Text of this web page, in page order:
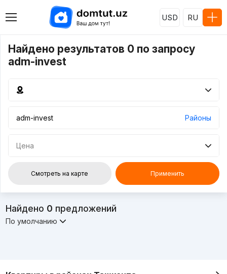
USD RU
Найдено результатов 0 по запросу
adm-invest
Районы
Цена
Смотреть на карте Применить
Найдено 0 предложений
По умолчанию